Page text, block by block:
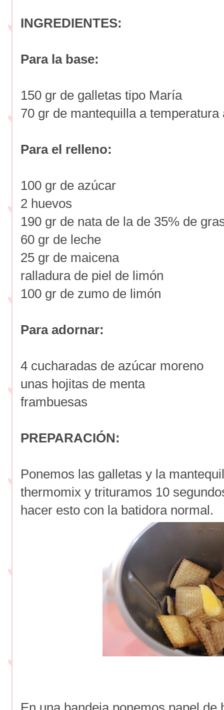
INGREDIENTES:
Para la base:
150 gr de galletas tipo María
70 gr de mantequilla a temperatura
Para el relleno:
100 gr de azúcar
2 huevos
190 gr de nata de la de 35% de
60 gr de leche
25 gr de maicena
ralladura de piel de limón
100 gr de zumo de limón
Para adornar:
4 cucharadas de azúcar moreno
unas hojitas de menta
frambuesas
PREPARACIÓN:
Ponemos las galletas y la
thermomix y trituramos 10
hacer esto con la batidora normal.